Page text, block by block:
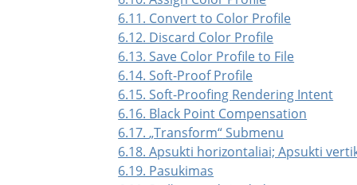
6.11. Convert to Color Profile
6.12. Discard Color Profile
6.13. Save Color Profile to File
6.14. Soft-Proof Profile
6.15. Soft-Proofing Rendering Intent
6.16. Black Point Compensation
6.17.„Transform“Submenu
6.18. Apsukti horizontaliai; Apsukti
6.19. Pasukimas